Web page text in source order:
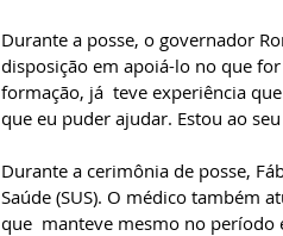
Durante a posse, o governador
disposição em apoiá-lo no que
formação, já  teve experiência
que eu puder ajudar. Estou ao
Durante a cerimônia de posse,
Saúde (SUS). O médico também
que  manteve mesmo no período